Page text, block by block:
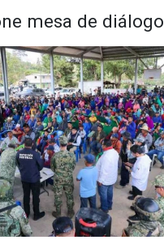
mesa de diálogo